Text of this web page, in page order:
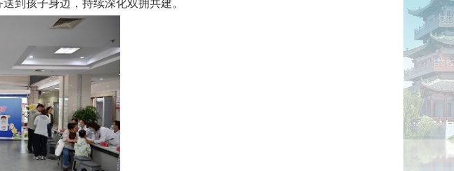
到孩子身边，持续深化双拥共建。